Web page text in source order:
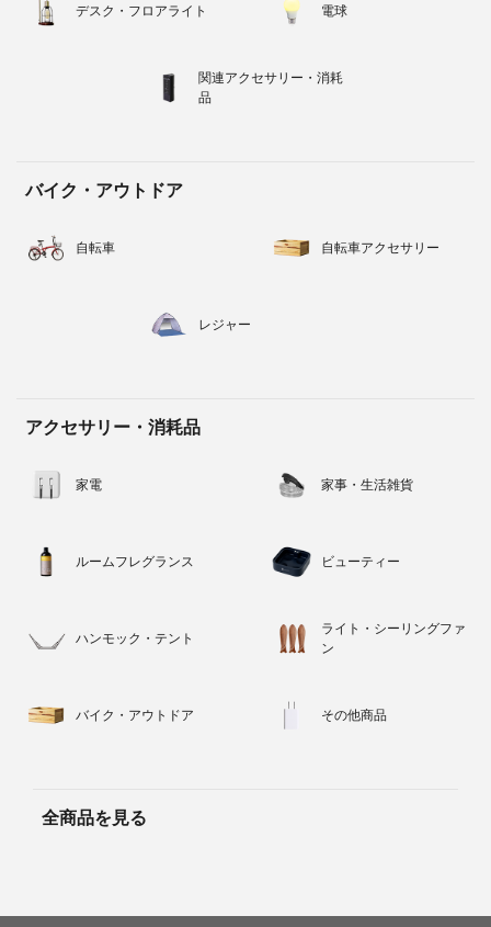
デスク・フロアライト 電球
関連アクセサリー・消耗
品
バイク・アウトドア
自転車 自転車アクセサリー
レジャー
アクセサリー・消耗品
家電 家事・生活雑貨
ルームフレグランス ビューティー
ハンモック・テント
ライト・シーリングファ
ン
バイク・アウトドア その他商品
全商品を見る